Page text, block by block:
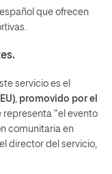
que ofrecen
servicio es el
promovido por el
representa “el evento
comunitaria en
director del servicio,